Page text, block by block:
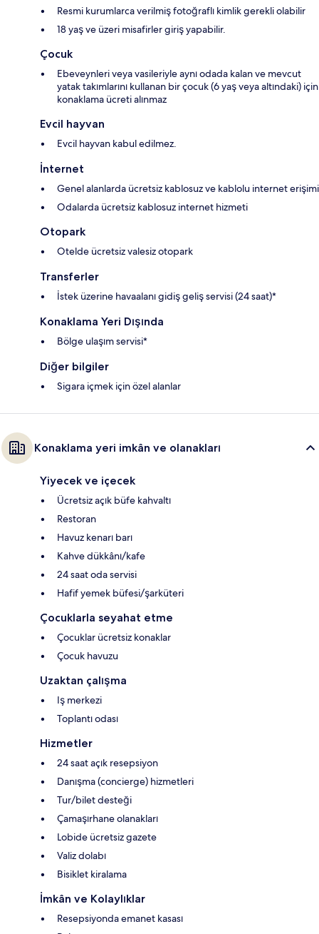
Resmi kurumlarca verilmiş fotoğraflı kimlik gerekli olabilir
18 yaş ve üzeri misafirler giriş yapabilir.
Çocuk
Ebeveynleri veya vasileriyle aynı odada kalan ve mevcut
yatak takımlarını kullanan bir çocuk (6 yaş veya altındaki) için
konaklama ücreti alınmaz
Evcil hayvan
Evcil hayvan kabul edilmez.
İnternet
Genel alanlarda ücretsiz kablosuz ve kablolu internet erişimi
Odalarda ücretsiz kablosuz internet hizmeti
Otopark
Otelde ücretsiz valesiz otopark
Transferler
İstek üzerine havaalanı gidiş geliş servisi (24 saat)*
Konaklama Yeri Dışında
Bölge ulaşım servisi*
Diğer bilgiler
Sigara içmek için özel alanlar
Konaklama yeri imkân ve olanakları
Yiyecek ve içecek
Ücretsiz açık büfe kahvaltı
Restoran
Havuz kenarı barı
Kahve dükkânı/kafe
24 saat oda servisi
Hafif yemek büfesi/şarküteri
Çocuklarla seyahat etme
Çocuklar ücretsiz konaklar
Çocuk havuzu
Uzaktan çalışma
Iş merkezi
Toplantı odası
Hizmetler
24 saat açık resepsiyon
Danışma (concierge) hizmetleri
Tur/bilet desteği
Çamaşırhane olanakları
Lobide ücretsiz gazete
Valiz dolabı
Bisiklet kiralama
İmkân ve Kolaylıklar
Resepsiyonda emanet kasası